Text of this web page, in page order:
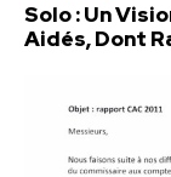
Solo : Un
Aidés, Dont